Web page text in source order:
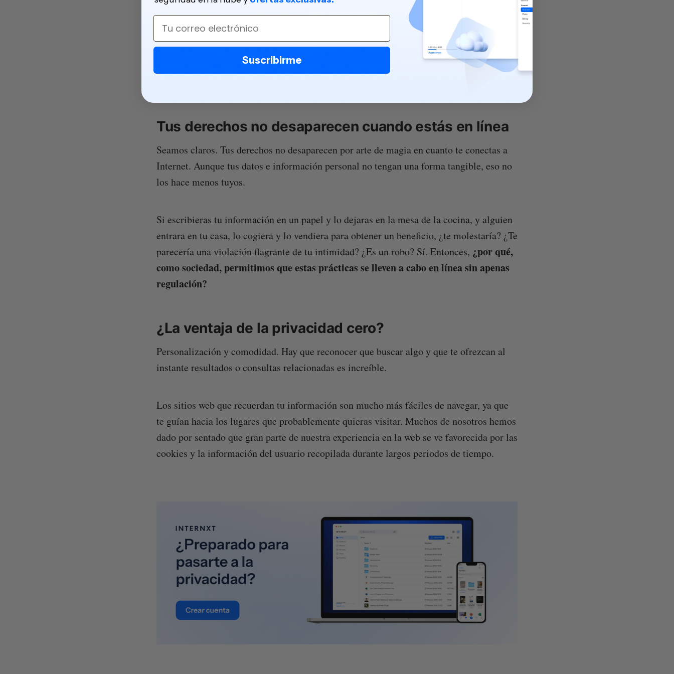
invasión de la privacidad en internet?
Las empresas tienen una forma de hacer que tus datos hablen. A continuación te
mostramos algunas formas (que conocemos) en las que las empresas vulneran tu
Tus derechos no desaparecen cuando estás en línea
Seamos claros. Tus derechos no desaparecen por arte de magia en cuanto te conectas a
Internet. Aunque tus datos e información personal no tengan una forma tangible, eso no
los hace menos tuyos.
Si escribieras tu información en un papel y lo dejaras en la mesa de la cocina, y alguien
entrara en tu casa, lo cogiera y lo vendiera para obtener un beneficio, ¿te molestaría? ¿Te
parecería una violación flagrante de tu intimidad? ¿Es un robo? Sí. Entonces, ¿por qué,
como sociedad, permitimos que estas prácticas se lleven a cabo en línea sin apenas
regulación?
¿La ventaja de la privacidad cero?
Personalización y comodidad. Hay que reconocer que buscar algo y que te ofrezcan al
instante resultados o consultas relacionadas es increíble.
Los sitios web que recuerdan tu información son mucho más fáciles de navegar, ya que
te guían hacia los lugares que probablemente quieras visitar. Muchos de nosotros hemos
dado por sentado que gran parte de nuestra experiencia en la web se ve favorecida por las
cookies y la información del usuario recopilada durante largos periodos de tiempo.
Email
Suscribirme